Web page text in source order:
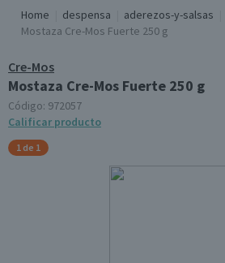
Home despensa aderezos-y-salsas
Mostaza Cre-Mos Fuerte 250 g
Cre-Mos
Mostaza Cre-Mos Fuerte 250 g
Código: 972057
Calificar producto
1 de 1